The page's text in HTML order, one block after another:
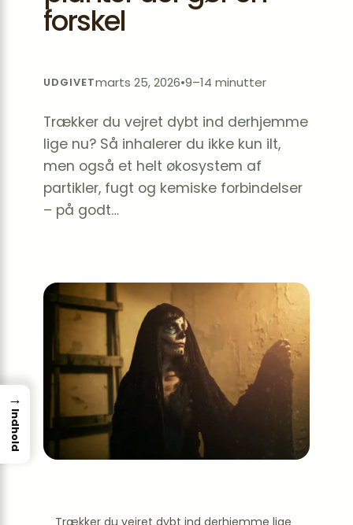
forskel
UDGIVETmarts 25, 2026•9–14 minutter
Trækker du vejret dybt ind derhjemme
lige nu? Så inhalerer du ikke kun ilt,
men også et helt økosystem af
partikler, fugt og kemiske forbindelser
– på godt…
→
Indhold